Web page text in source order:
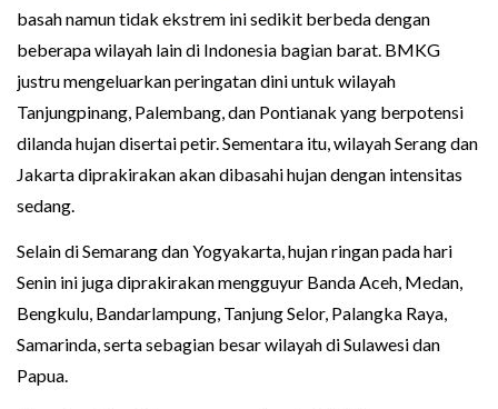
basah namun tidak ekstrem ini sedikit berbeda dengan
beberapa wilayah lain di Indonesia bagian barat. BMKG
justru mengeluarkan peringatan dini untuk wilayah
Tanjungpinang, Palembang, dan Pontianak yang berpotensi
dilanda hujan disertai petir. Sementara itu, wilayah Serang dan
Jakarta diprakirakan akan dibasahi hujan dengan intensitas
sedang.
Selain di Semarang dan Yogyakarta, hujan ringan pada hari
Senin ini juga diprakirakan mengguyur Banda Aceh, Medan,
Bengkulu, Bandarlampung, Tanjung Selor, Palangka Raya,
Samarinda, serta sebagian besar wilayah di Sulawesi dan
Papua.